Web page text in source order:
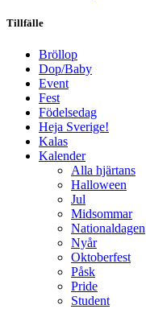
Tillfälle
Bröllop
Dop/Baby
Event
Fest
Födelsedag
Heja Sverige!
Kalas
Kalender
Alla hjärtans
Halloween
Jul
Midsommar
Nationaldagen
Nyår
Oktoberfest
Påsk
Pride
Student